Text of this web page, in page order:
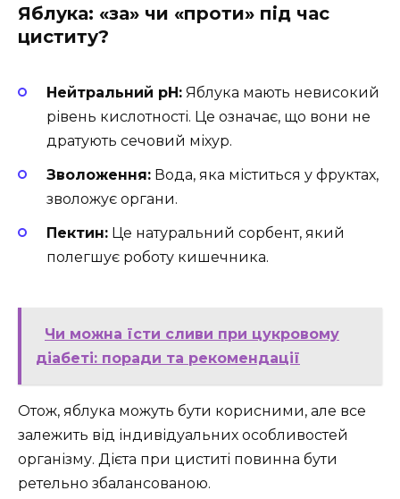
Яблука: «за» чи «проти» під час
циститу?
Нейтральний рН: Яблука мають невисокий
рівень кислотності. Це означає, що вони не
дратують сечовий міхур.
Зволоження: Вода, яка міститься у фруктах,
зволожує органи.
Пектин: Це натуральний сорбент, який
полегшує роботу кишечника.
Чи можна їсти сливи при цукровому
діабеті: поради та рекомендації
Отож, яблука можуть бути корисними, але все
залежить від індивідуальних особливостей
організму. Дієта при циститі повинна бути
ретельно збалансованою.